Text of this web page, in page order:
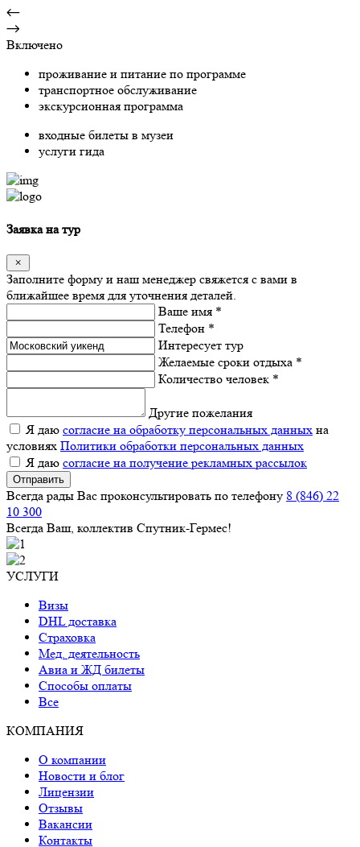
Включено
проживание и питание по программе
транспортное обслуживание
экскурсионная программа
входные билеты в музеи
услуги гида
Заявка на тур
Заполните форму и наш менеджер свяжется с вами в
ближайшее время для уточнения деталей.
Ваше имя *
Телефон *
Интересует тур
Желаемые сроки отдыха *
Количество человек *
Другие пожелания
Я даю согласие на обработку персональных данных на
условиях Политики обработки персональных данных
Я даю согласие на получение рекламных рассылок
Отправить
Всегда рады Вас проконсультировать по телефону 8 (846) 22
10 300
Всегда Ваш, коллектив Спутник-Гермес!
УСЛУГИ
Визы
DHL доставка
Страховка
Мед. деятельность
Авиа и ЖД билеты
Способы оплаты
Все
КОМПАНИЯ
О компании
Новости и блог
Лицензии
Отзывы
Вакансии
Контакты